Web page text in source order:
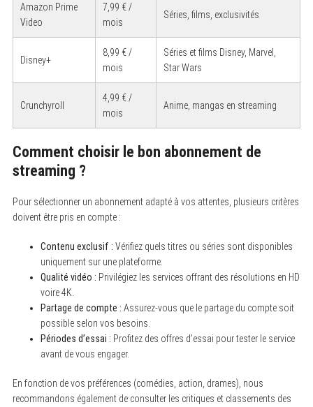
Amazon Prime
Video
7,99 € /
mois
Séries, films, exclusivités
Disney+
8,99 € /
mois
Séries et films Disney, Marvel,
Star Wars
Crunchyroll
4,99 € /
mois
Anime, mangas en streaming
Comment choisir le bon abonnement de
streaming ?
Pour sélectionner un abonnement adapté à vos attentes, plusieurs critères
doivent être pris en compte :
Contenu exclusif : Vérifiez quels titres ou séries sont disponibles
uniquement sur une plateforme.
Qualité vidéo : Privilégiez les services offrant des résolutions en HD
voire 4K.
Partage de compte : Assurez-vous que le partage du compte soit
possible selon vos besoins.
Périodes d’essai : Profitez des offres d’essai pour tester le service
avant de vous engager.
En fonction de vos préférences (comédies, action, drames), nous
recommandons également de consulter les critiques et classements des
e
a
c
h
f
r
: